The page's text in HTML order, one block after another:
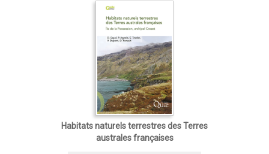
Habitats naturels terrestres des Terres
australes françaises